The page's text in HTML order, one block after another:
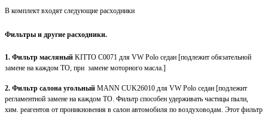
В комплект входят следующие расходники
Фильтры и другие расходники.
1. Фильтр масляный KITTO C0071 для VW Polo седан [подлежит обязательной
замене на каждом ТО, при замене моторного масла.]
2. Фильтр салона угольный MANN CUK26010 для VW Polo седан [подлежит
регламентной замене на каждом ТО. Фильтр способен удерживать частицы пыли,
хим. реагентов от проникновения в салон автомобиля по воздуховодам. Этот фильтр